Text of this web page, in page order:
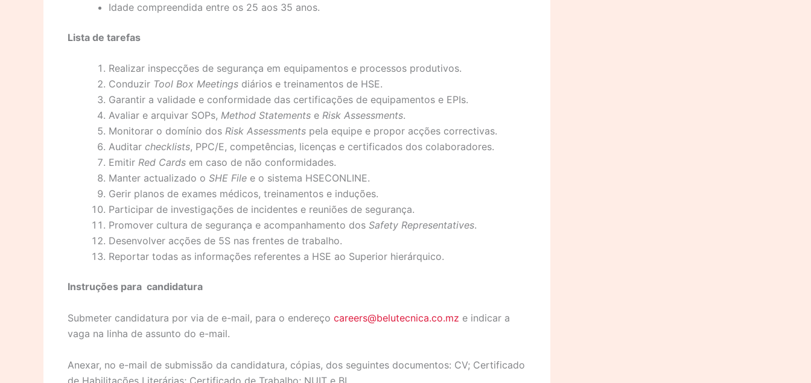
Idade compreendida entre os 25 aos 35 anos.
Lista de tarefas
Realizar inspecções de segurança em equipamentos e processos produtivos.
Conduzir Tool Box Meetings diários e treinamentos de HSE.
Garantir a validade e conformidade das certificações de equipamentos e EPIs.
Avaliar e arquivar SOPs, Method Statements e Risk Assessments.
Monitorar o domínio dos Risk Assessments pela equipe e propor acções correctivas.
Auditar checklists, PPC/E, competências, licenças e certificados dos colaboradores.
Emitir Red Cards em caso de não conformidades.
Manter actualizado o SHE File e o sistema HSECONLINE.
Gerir planos de exames médicos, treinamentos e induções.
Participar de investigações de incidentes e reuniões de segurança.
Promover cultura de segurança e acompanhamento dos Safety Representatives.
Desenvolver acções de 5S nas frentes de trabalho.
Reportar todas as informações referentes a HSE ao Superior hierárquico.
Instruções para candidatura
Submeter candidatura por via de e-mail, para o endereço careers@belutecnica.co.mz e indicar a
vaga na linha de assunto do e-mail.
Anexar, no e-mail de submissão da candidatura, cópias, dos seguintes documentos: CV; Certificado
de Habilitações Literárias; Certificado de Trabalho; NUIT e BI.